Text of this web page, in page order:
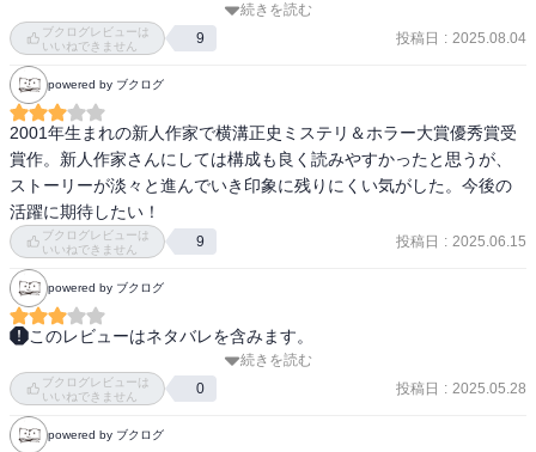
続きを読む
ブクログレビューは
いいねできません
9 投稿日 : 2025.08.04
powered by ブクログ
2001年生まれの新人作家で横溝正史ミステリ＆ホラー大賞優秀賞受
賞作。新人作家さんにしては構成も良く読みやすかったと思うが、
ストーリーが淡々と進んでいき印象に残りにくい気がした。今後の
活躍に期待したい！
ブクログレビューは
いいねできません
9 投稿日 : 2025.06.15
powered by ブクログ
このレビューはネタバレを含みます。
刑事の徹は12年間ずっと気に病んでいることがあった。職質した不
審車両が逃亡の末、家族4人を巻き込み事故死したのだ。逃亡した男
は近くの家で強盗をした帰りだった。
12年後、その男の家族から息子の事件をもういちど調べてほしいと
続きを読む
ブクログレビューは
いいねできません
0 投稿日 : 2025.05.28
powered by ブクログ